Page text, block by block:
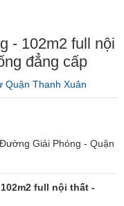
- 102m2 full nội
đẳng cấp
Quận Thanh Xuân
Giải Phóng - Quận
full nội thất -